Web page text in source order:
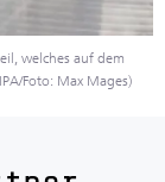
welches auf dem
Foto: Max Mages)